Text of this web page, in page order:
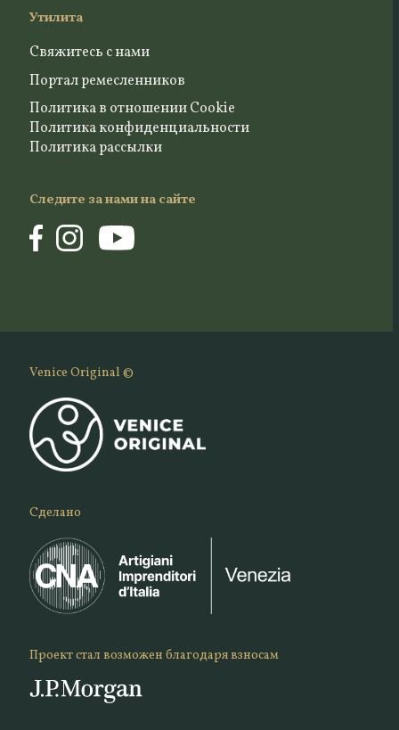
Утилита
Свяжитесь с нами
Портал ремесленников
Политика в отношении Cookie
Политика конфиденциальности
Политика рассылки
Следите за нами на сайте
Venice Original ©
Сделано
Проект стал возможен благодаря взносам